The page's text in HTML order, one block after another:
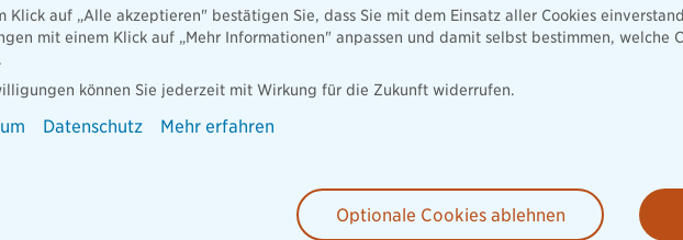
Im Zuge der Öffnung ihrer digitalen Aktivitäten für Dritte startet die Versicherungsgruppe die
Bayerische nun eine weitere Transformationspartnerschaft mit der Novum GmbH, einem
Die Digitaltochter der Bayerischen, die Bayerische Digital Holding AG, und Novum arbeiten
vertiefen beide Unternehmen die Kooperation, um zusätzliche Mehrwerte für den
„Neben dem neuen Bestandsführungssystem planen wir auch weitere Projekte, die wir
zukünftig als Dienstleistungen an Dritte anbieten. Auch die Übernahme von
Geschäftsprozessen Externer ist möglich – die Ideen und Möglichkeiten der Kooperation sind
Klick auf „Alle akzeptieren" bestätigen Sie, dass Sie mit dem Einsatz aller Cookies
mit einem Klick auf „Mehr Informationen" anpassen und damit selbst bestimmen, welche
können Sie jederzeit mit Wirkung für die Zukunft widerrufen.
Datenschutz Mehr erfahren
Optionale Cookies ablehnen